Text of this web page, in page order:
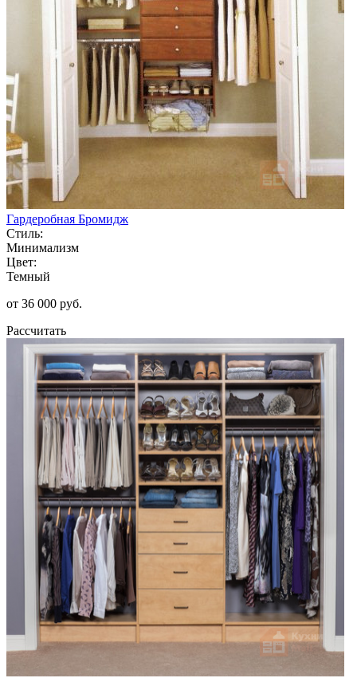
Гардеробная Бромидж
Стиль:
Минимализм
Цвет:
Темный
от 36 000 руб.
Рассчитать